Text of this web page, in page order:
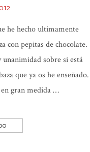
he hecho ultimamente
con pepitas de chocolate.
unanimidad sobre si está
que ya os he enseñado.
en gran medida …